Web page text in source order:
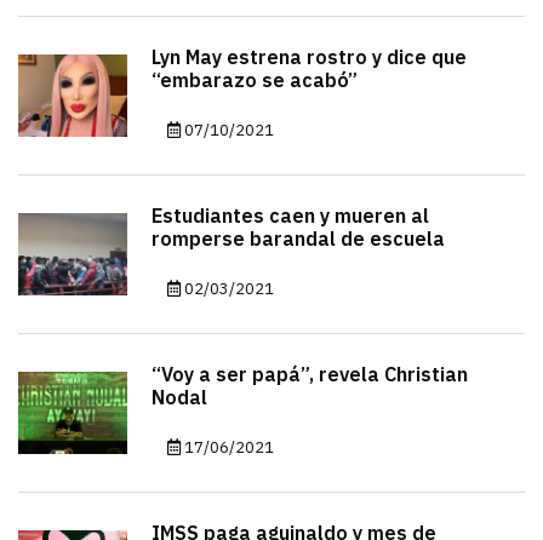
Lyn May estrena rostro y dice que
“embarazo se acabó”
07/10/2021
Estudiantes caen y mueren al
romperse barandal de escuela
02/03/2021
“Voy a ser papá”, revela Christian
Nodal
17/06/2021
IMSS paga aguinaldo y mes de